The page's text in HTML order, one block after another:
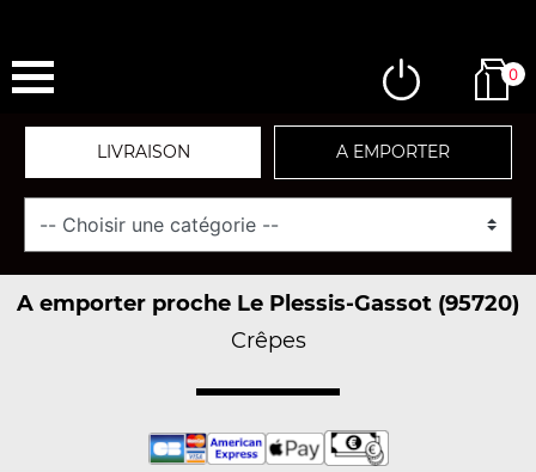
0
LIVRAISON A EMPORTER
A emporter proche Le Plessis-Gassot (95720)
Crêpes